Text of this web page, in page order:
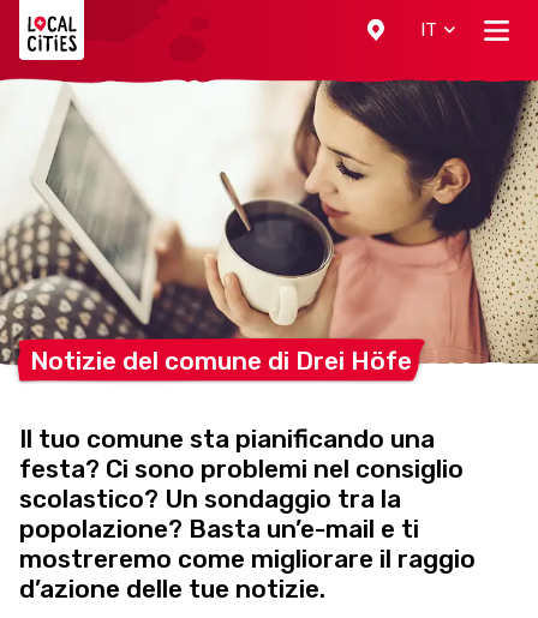
IT
Notizie del comune di Drei Höfe
Il tuo comune sta pianificando una
festa? Ci sono problemi nel consiglio
scolastico? Un sondaggio tra la
popolazione? Basta un’e-mail e ti
mostreremo come migliorare il raggio
d’azione delle tue notizie.